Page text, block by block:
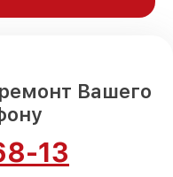
Вашего
13